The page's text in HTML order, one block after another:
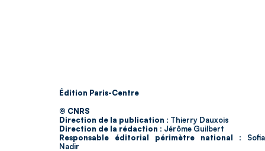
Édition Paris-Centre
© CNRS
Direction de la publication : Thierry Dauxois
Direction de la rédaction : Jérôme Guilbert
Responsable éditorial périmètre national : Sofia
Nadir